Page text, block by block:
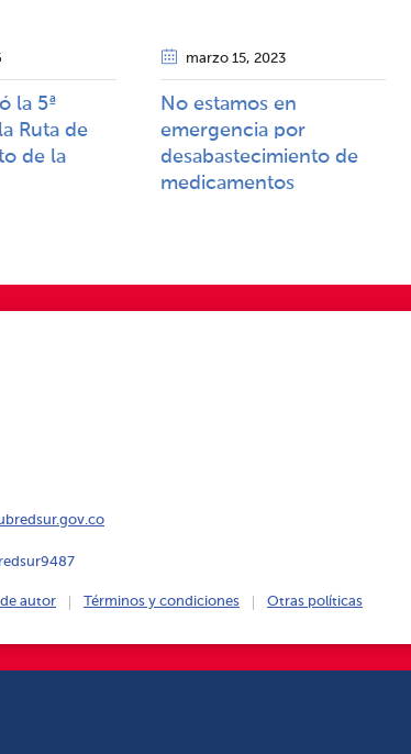
la 5ª
Ruta de
de la
marzo 15, 2023
No estamos en
emergencia por
desabastecimiento de
medicamentos
autor Términos y condiciones Otras políticas